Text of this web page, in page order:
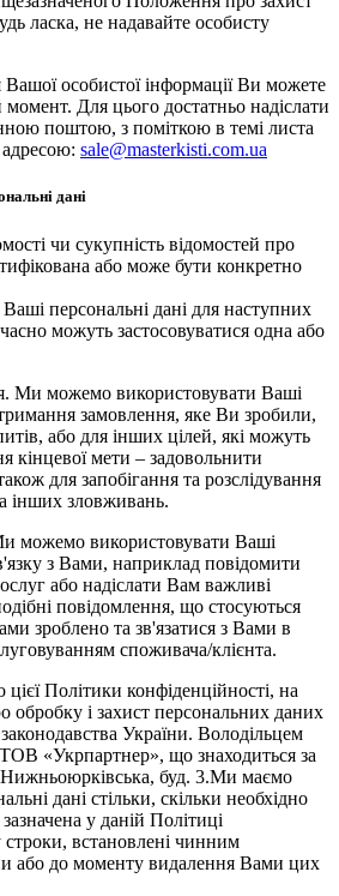
ласка, не надавайте особисту
особистої інформації Ви можете
момент. Для цього достатньо надіслати
поштою, з поміткою в темі листа
адресою: sale@masterkisti.com.ua
дані
чи сукупність відомостей про
або може бути конкретно
персональні дані для наступних
можуть застосовуватися одна або
Ми можемо використовувати Ваші
замовлення, яке Ви зробили,
або для інших цілей, які можуть
кінцевої мети – задовольнити
для запобігання та розслідування
інших зловживань.
можемо використовувати Ваші
з Вами, наприклад повідомити
або надіслати Вам важливі
повідомлення, що стосуються
зроблено та зв'язатися з Вами в
споживача/клієнта.
Політики конфіденційності, на
обробку і захист персональних даних
України. Володільцем
«Укрпартнер», що знаходиться за
буд. 3.Ми маємо
дані стільки, скільки необхідно
у даній Політиці
строки, встановлені чинним
або до моменту видалення Вами цих